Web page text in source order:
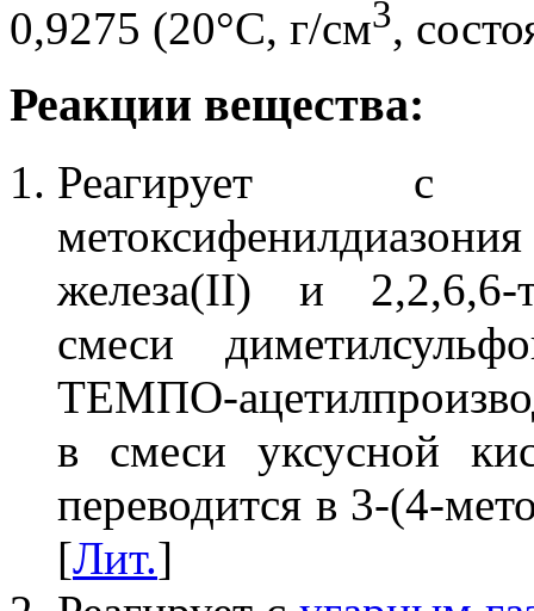
0,9275 (20°C, г/см3,
Реакции вещества:
Реагирует с
железа(II) и 2,2,6,6-
смеси
ТЕМПО-
в смеси уксусной
переводится в 3-(4-
[Лит.]